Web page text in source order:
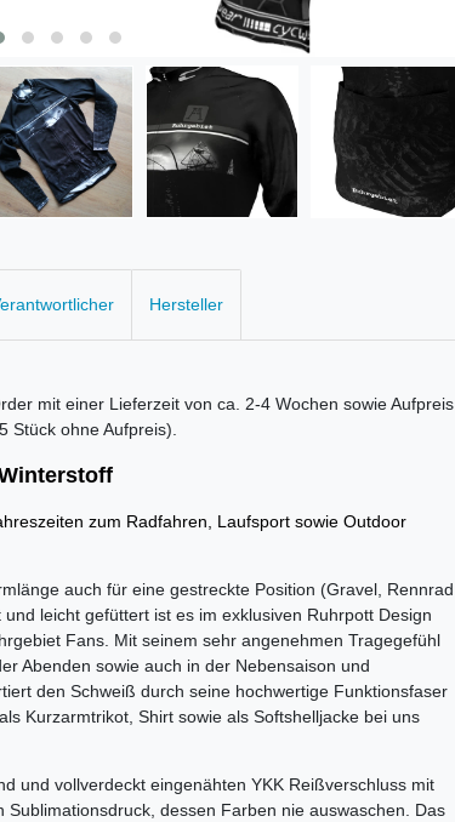
Hersteller
mit einer Lieferzeit von ca. 2-4 Wochen sowie Aufpreis
Stück ohne Aufpreis).
zum Radfahren, Laufsport sowie Outdoor
auch für eine gestreckte Position (Gravel, Rennrad
leicht gefüttert ist es im exklusiven Ruhrpott Design
Fans. Mit seinem sehr angenehmen Tragegefühl
Abenden sowie auch in der Nebensaison und
den Schweiß durch seine hochwertige Funktionsfaser
Kurzarmtrikot, Shirt sowie als Softshelljacke bei uns
und vollverdeckt eingenähten YKK Reißverschluss mit
dessen Farben nie auswaschen. Das